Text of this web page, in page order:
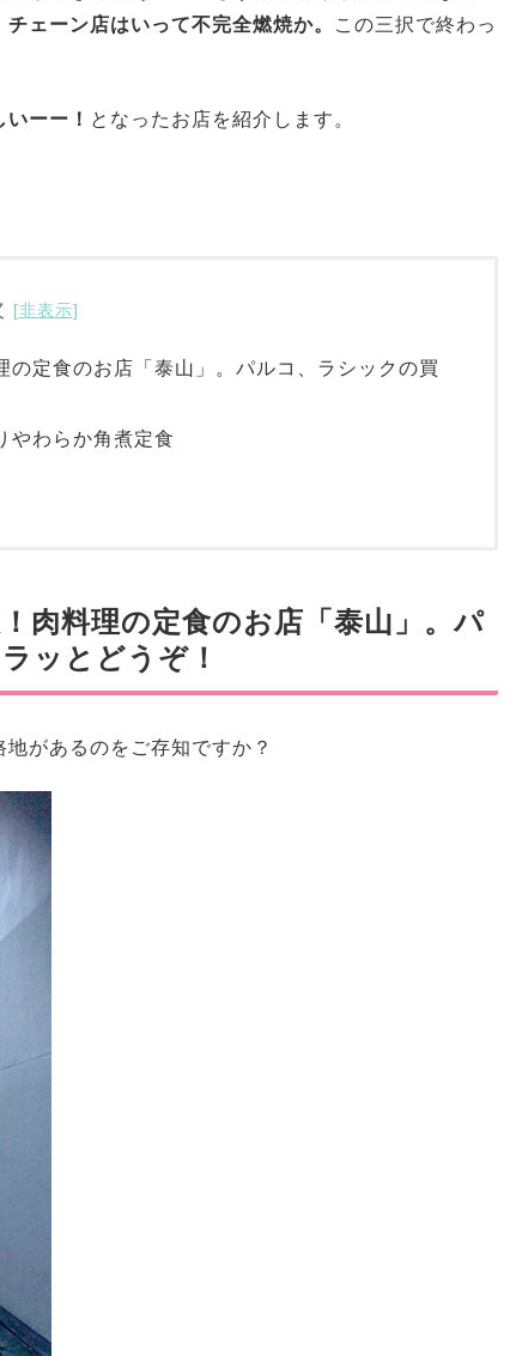
ェーン店はいって不完全燃焼か。
この三択で終わっ
ーー！ となったお店を紹介します。
[非表示]
定食のお店「泰山」。パルコ、ラシックの買
やわらか角煮定食
肉料理の定食のお店「泰山」。パ
ッとどうぞ！
があるのをご存知ですか？